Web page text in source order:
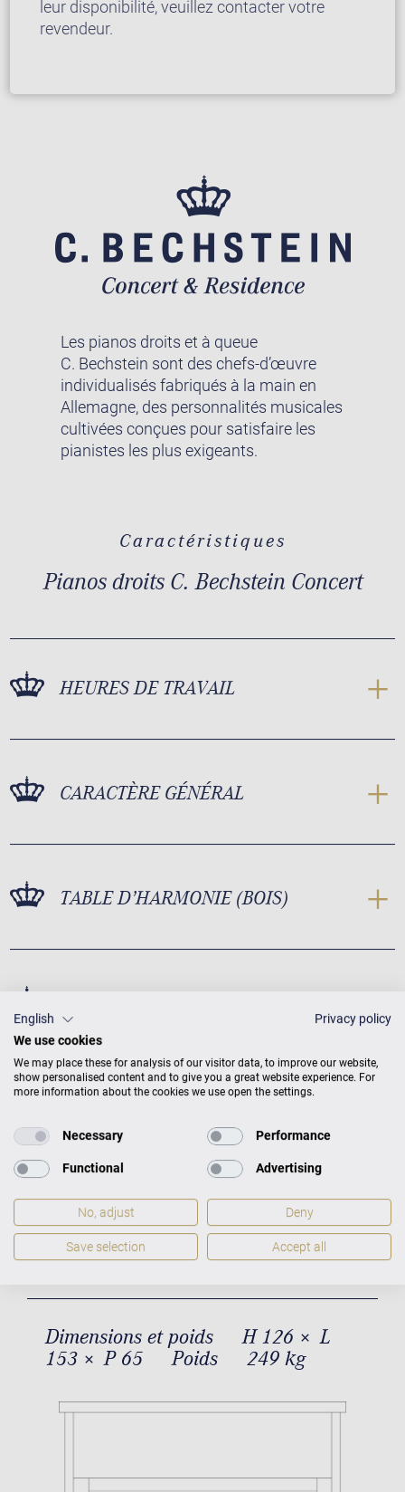
leur disponibilité, veuillez contacter votre
revendeur.
Les pianos droits et à queue
C. Bechstein sont des chefs-d’œuvre
individualisés fabriqués à la main en
Allemagne, des personnalités musicales
cultivées conçues pour satisfaire les
pianistes les plus exigeants.
Caractéristiques
Pianos droits C. Bechstein Concert
HEURES DE TRAVAIL
CARACTÈRE GÉNÉRAL
TABLE D’HARMONIE (BOIS)
Residence R 6 Style Dimensions et
poids
Dimensions et poids
H 126 × L
153 × P 65
Poids 249 kg
English
Privacy policy
We use cookies
We may place these for analysis of our visitor data, to improve our website,
show personalised content and to give you a great website experience. For
more information about the cookies we use open the settings.
Necessary Performance
Functional Advertising
No, adjust Deny
Save selection Accept all